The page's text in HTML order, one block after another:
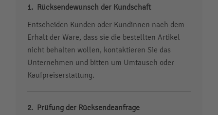
Rücksendewunsch der Kundschaft
Entscheiden Kunden oder Kundinnen nach dem
Erhalt der Ware, dass sie die bestellten Artikel
nicht behalten wollen, kontaktieren Sie das
Unternehmen und bitten um Umtausch oder
Kaufpreiserstattung.
Prüfung der Rücksendeanfrage